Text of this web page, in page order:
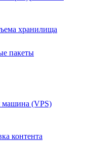
хранилища
пакеты
машина (VPS)
контента